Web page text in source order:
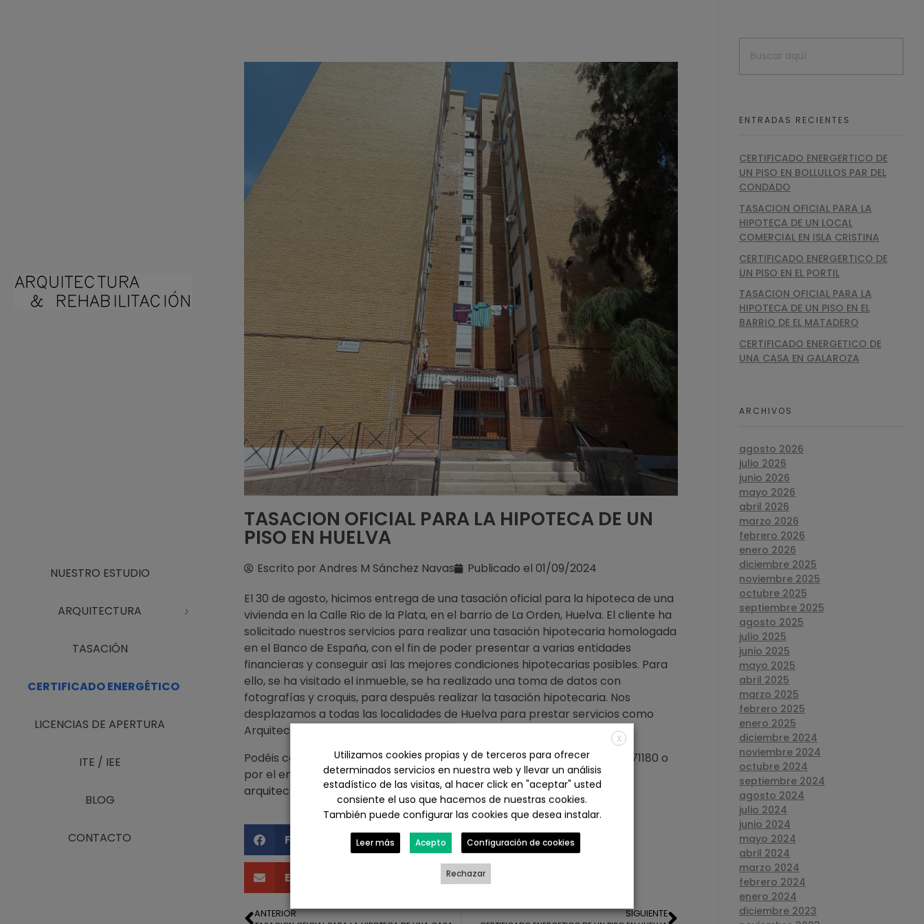
NUESTRO ESTUDIO
ARQUITECTURA
TASACIÓN
CERTIFICADO ENERGÉTICO
LICENCIAS DE APERTURA
ITE / IEE
BLOG
CONTACTO
TASACION OFICIAL PARA LA HIPOTECA DE UN
PISO EN HUELVA
Escrito por Andres M Sánchez Navas Publicado el 01/09/2024
El 30 de agosto, hicimos entrega de una tasación oficial para la hipoteca de una
vivienda en la Calle Rio de la Plata, en el barrio de La Orden, Huelva. El cliente ha
solicitado nuestros servicios para realizar una tasación hipotecaria homologada
en el Banco de España, con el fin de poder presentar a varias entidades
financieras y conseguir así las mejores condiciones hipotecarias posibles. Para
ello, se ha visitado el inmueble, se ha realizado una toma de datos con
fotografías y croquis, para después realizar la tasación hipotecaria. Nos
desplazamos a todas las localidades de Huelva para prestar servicios como
Arquitecto.
Podéis contactar con nosotros en Calle Rico nº16, Huelva por tlf. al 658971180 o
por el enlace webhttps://www.arquitectohuelva.com/presupuesto-
arquitecto-huelva/
Facebook X LinkedIn WhatsApp
Email
ANTERIOR SIGUIENTE
ENTRADAS RECIENTES
CERTIFICADO ENERGERTICO DE
UN PISO EN BOLLULLOS PAR DEL
CONDADO
TASACION OFICIAL PARA LA
HIPOTECA DE UN LOCAL
COMERCIAL EN ISLA CRISTINA
CERTIFICADO ENERGERTICO DE
UN PISO EN EL PORTIL
TASACION OFICIAL PARA LA
HIPOTECA DE UN PISO EN EL
BARRIO DE EL MATADERO
CERTIFICADO ENERGETICO DE
UNA CASA EN GALAROZA
ARCHIVOS
agosto 2026
julio 2026
junio 2026
mayo 2026
abril 2026
marzo 2026
febrero 2026
enero 2026
diciembre 2025
noviembre 2025
octubre 2025
septiembre 2025
agosto 2025
julio 2025
junio 2025
mayo 2025
abril 2025
marzo 2025
febrero 2025
enero 2025
diciembre 2024
noviembre 2024
octubre 2024
septiembre 2024
agosto 2024
julio 2024
junio 2024
mayo 2024
abril 2024
marzo 2024
febrero 2024
enero 2024
diciembre 2023
X
Utilizamos cookies propias y de terceros para ofrecer
determinados servicios en nuestra web y llevar un análisis
estadístico de las visitas, al hacer click en "aceptar" usted
consiente el uso que hacemos de nuestras cookies.
También puede configurar las cookies que desea instalar.
Leer más Acepto Configuración de cookies
Rechazar